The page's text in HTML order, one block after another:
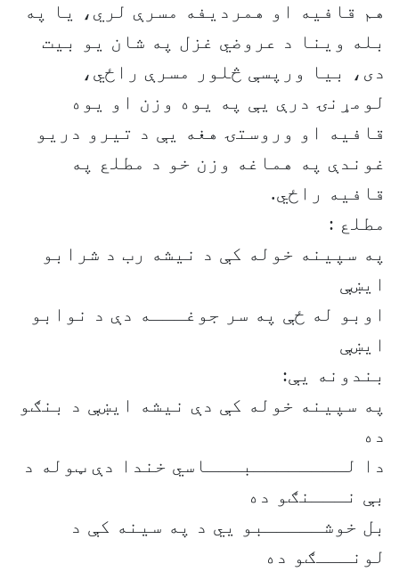
هم قافیه او همردیفه مسرې لري، یا ‎په
بله وینا د عروضي غزل په شان یو بیت
دی، بیا ورپسې څلور مسرې راځي،
لومړنۍ درې یې په یوه وزن او یوه
قافیه او وروستۍ هغه یې د تیرو دریو
غوندې په هماغه وزن خو د مطلع په
قافیه راځي.
مطلع :
په سپینه خوله کې د نیشه رب د شرابو
ایښې
اوبو له ځې په سر جوغـــه دې د نوابو
ایښې
بندونه یې:
په سپینه خوله کې دې نیشه ایښې د بنګو
ده
دا لــــــــبـــاسي خندا دې ټوله د
بې نـــنګو ده
بل خوشـــــبو یي د په سینه کې د
لونـــګو ده